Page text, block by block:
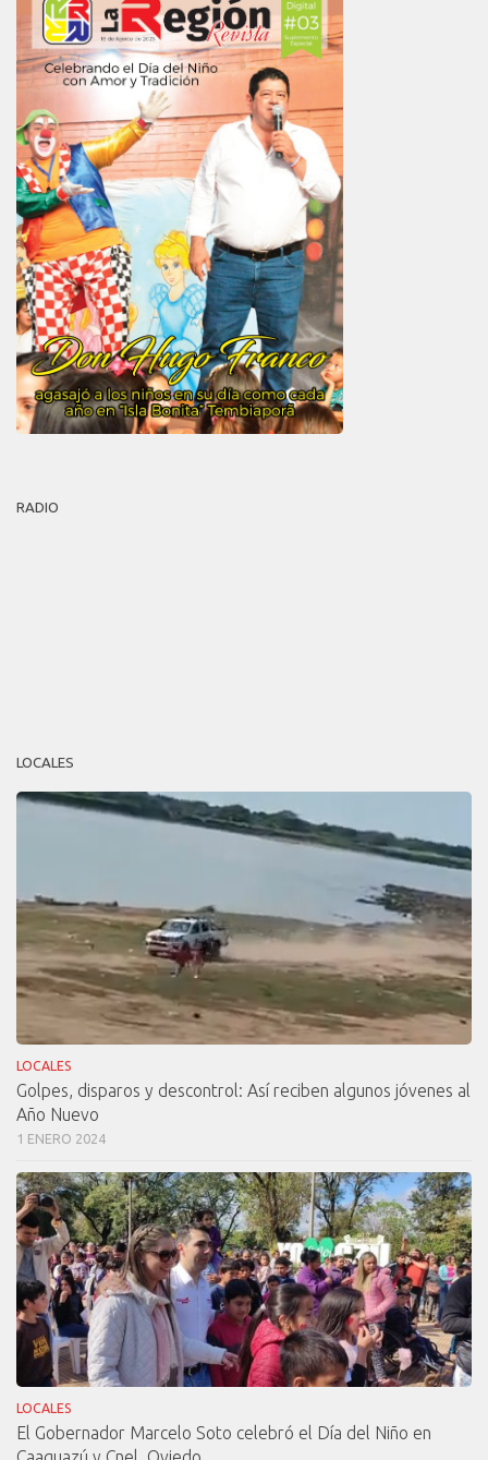
RADIO
LOCALES
LOCALES
Golpes, disparos y descontrol: Así reciben algunos jóvenes al
Año Nuevo
1 ENERO 2024
LOCALES
El Gobernador Marcelo Soto celebró el Día del Niño en